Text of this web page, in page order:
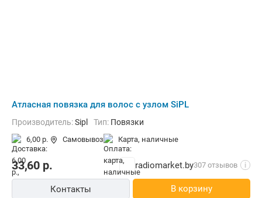
Атласная повязка для волос с узлом SiPL
Производитель:Sipl Тип: Повязки
6,00 р. Самовывоз карта, наличные
33,60 р. radiomarket.by307 отзывов i
Контакты В корзину